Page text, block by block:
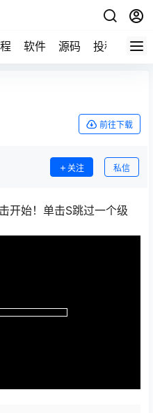
软件 源码 投稿 关于
前往下载
关注 私信
开始！单击S跳过一个级